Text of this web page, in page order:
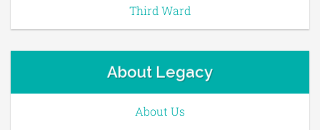
Third Ward
About Legacy
About Us